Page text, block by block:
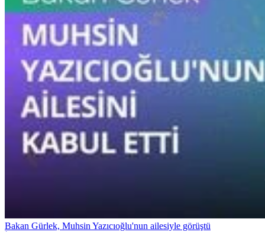
Bakan Gürlek, Muhsin Yazıcıoğlu'nun ailesiyle görüştü